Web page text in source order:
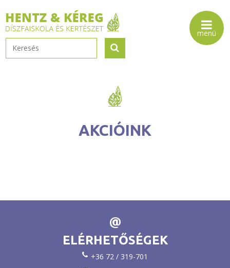
AKCIÓINK
@
ELÉRHETŐSÉGEK
+36 72 / 319-701